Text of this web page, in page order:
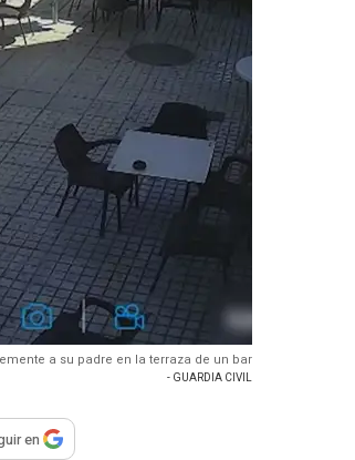
a su padre en la terraza de un bar
- GUARDIA CIVIL
compartir
en